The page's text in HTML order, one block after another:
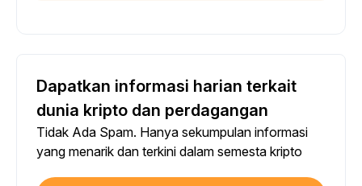
Dapatkan informasi harian terkait
dunia kripto dan perdagangan
Tidak Ada Spam. Hanya sekumpulan informasi
yang menarik dan terkini dalam semesta kripto